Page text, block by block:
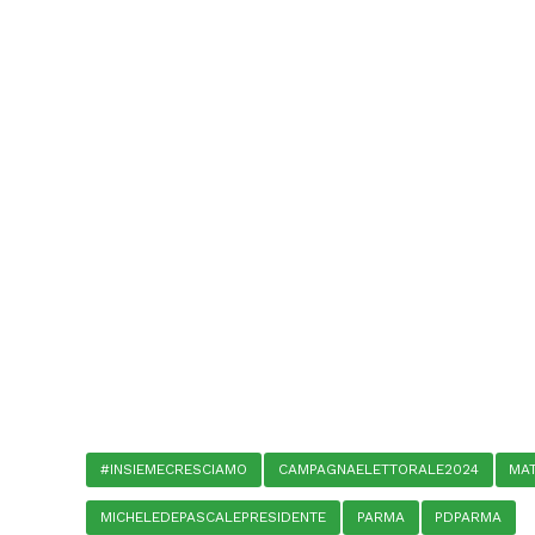
#INSIEMECRESCIAMO CAMPAGNAELETTORALE2024
MICHELEDEPASCALEPRESIDENTE PARMA PDPARMA